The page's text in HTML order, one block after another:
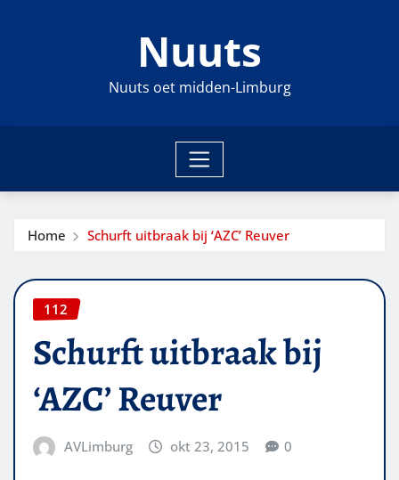
Nuuts
Nuuts oet midden-Limburg
Home Schurft uitbraak bij ‘AZC’ Reuver
112
Schurft uitbraak bij
‘AZC’ Reuver
AVLimburg okt 23, 2015 0